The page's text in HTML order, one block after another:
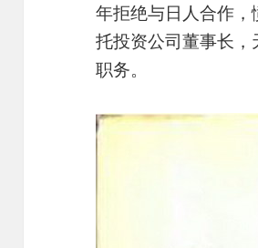
年拒绝与日人合作
托投资公司董事长
职务。